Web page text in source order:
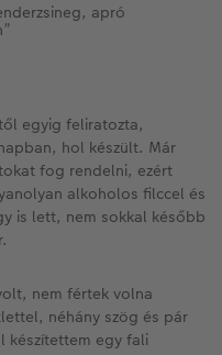
apró
egyig feliratozta,
hol készült. Már
fog rendelni, ezért
alkoholos filccel és
is lett, nem sokkal később
nem fértek volna
néhány szög és pár
készítettem egy fali